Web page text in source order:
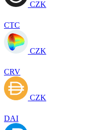
CZK
CTC
CZK
CRV
CZK
DAI